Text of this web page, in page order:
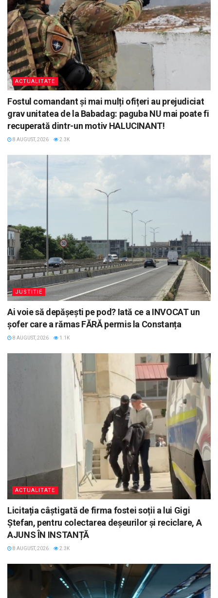
ACTUALITATE
Fostul comandant și mai mulți ofițeri au prejudiciat
grav unitatea de la Babadag: paguba NU mai poate fi
recuperată dintr-un motiv HALUCINANT!
8 AUGUST, 2026 2.3K
JUSTITIE
Ai voie să depășești pe pod? Iată ce a INVOCAT un
șofer care a rămas FĂRĂ permis la Constanța
8 AUGUST, 2026 1.1K
ACTUALITATE
Licitația câștigată de firma fostei soții a lui Gigi
Ștefan, pentru colectarea deșeurilor și reciclare, A
AJUNS ÎN INSTANȚĂ
8 AUGUST, 2026 2.3K